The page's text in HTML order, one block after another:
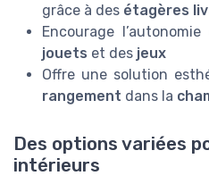
grâce à des étagères
Encourage
jouets et des jeux
Offre une solution
rangement dans la
Des options variées
intérieurs